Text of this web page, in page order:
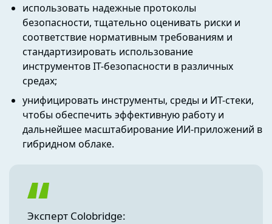
использовать надежные протоколы
безопасности, тщательно оценивать риски и
соответствие нормативным требованиям и
стандартизировать использование
инструментов IT-безопасности в различных
средах;
унифицировать инструменты, среды и ИТ-стеки,
чтобы обеспечить эффективную работу и
дальнейшее масштабирование ИИ-приложений в
гибридном облаке.
Эксперт Colobridge: